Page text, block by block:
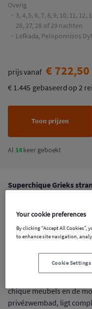
Overig
3, 4, 5, 6, 7, 8, 9, 10, 11, 12,
26, 27, 28 of 29 nachten
Lefkada, Peloponnisos
prijs vanaf € 722,50
€ 1.445 gebaseerd op 2
Toon prijzen
Al 14keer geboekt
Superchique Grieks
villa-opties, &amp; meer
levendige hemelse
dit hotel de ideale plek
chique meubels en de
privézwembad, ligt
Your cookie preferences
By clicking “Accept All
to enhance site navigation,
Cookie Settings